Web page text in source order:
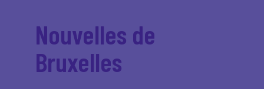
Nouvelles de
Bruxelles